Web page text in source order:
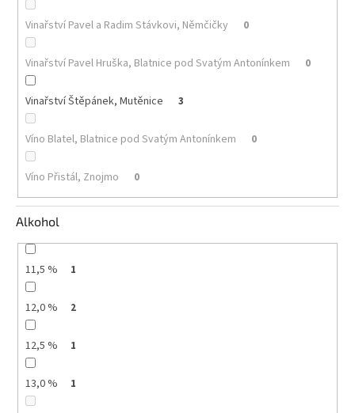
Vinařství Pavel a Radim Stávkovi, Němčičky 0
Vinařství Pavel Hruška, Blatnice pod Svatým Antonínkem 0
Vinařství Štěpánek, Mutěnice 3
Víno Blatel, Blatnice pod Svatým Antonínkem 0
Víno Přistál, Znojmo 0
Alkohol
11,5 % 1
12,0 % 2
12,5 % 1
13,0 % 1